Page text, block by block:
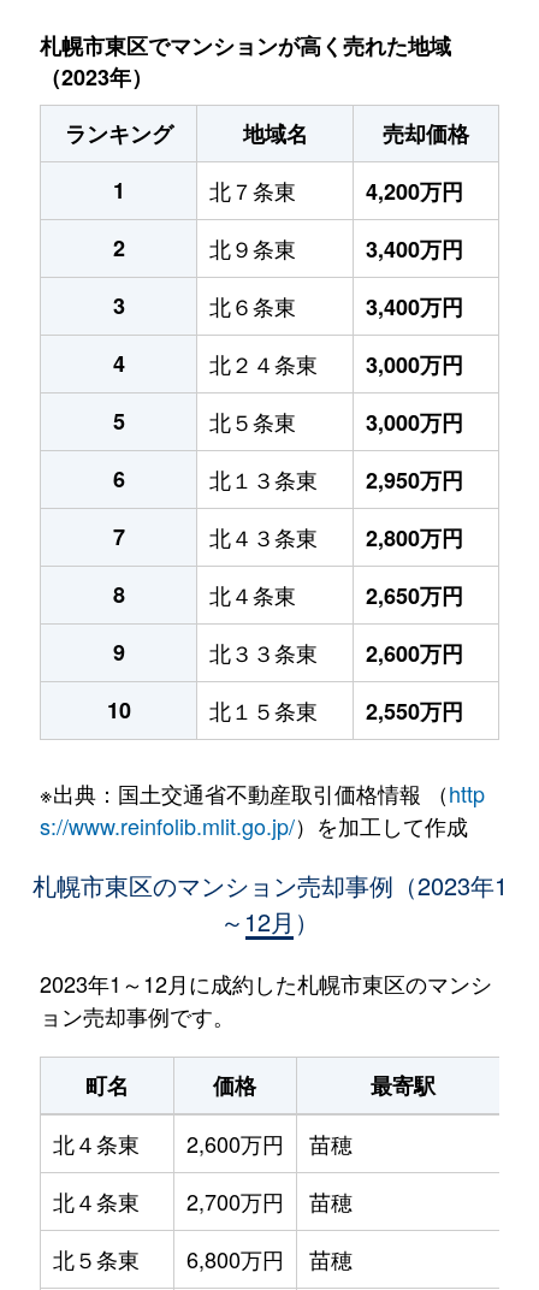
札幌市東区でマンションが高く売れた地域
（2023年）
ランキング
地域名
売却価格
1
北７条東
4,200万円
2
北９条東
3,400万円
3
北６条東
3,400万円
4
北２４条東
3,000万円
5
北５条東
3,000万円
6
北１３条東
2,950万円
7
北４３条東
2,800万円
8
北４条東
2,650万円
9
北３３条東
2,600万円
10
北１５条東 2,550万円
※出典：国土交通省不動産取引価格情報 （http
s://www.reinfolib.mlit.go.jp/）を加工して作成
札幌市東区のマンション売却事例（2023年1
～12月）
2023年1～12月に成約した札幌市東区のマンシ
ョン売却事例です。
町名 価格 最寄駅
北４条東
2,600万円 苗穂
北４条東
2,700万円 苗穂
北５条東
6,800万円 苗穂